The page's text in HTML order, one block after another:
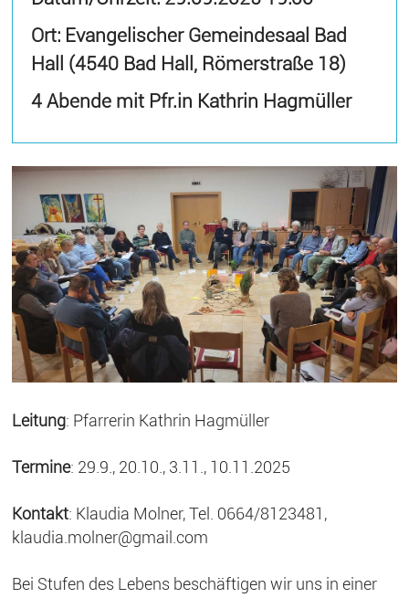
Ort: Evangelischer Gemeindesaal Bad
Hall (4540 Bad Hall, Römerstraße 18)
4 Abende mit Pfr.in Kathrin Hagmüller
Leitung: Pfarrerin Kathrin Hagmüller
Termine: 29.9., 20.10., 3.11., 10.11.2025
Kontakt: Klaudia Molner, Tel. 0664/8123481,
klaudia.molner@gmail.com
Bei Stufen des Lebens beschäftigen wir uns in einer